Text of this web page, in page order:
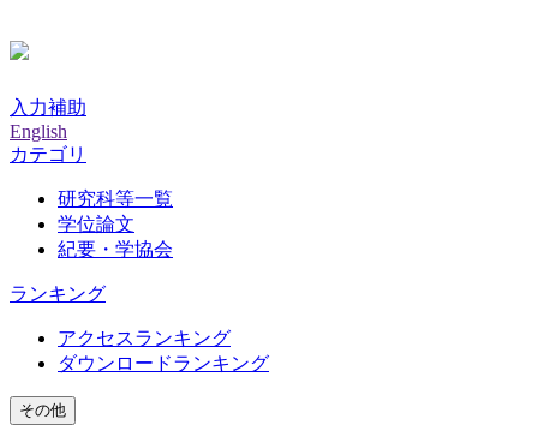
入力補助
English
カテゴリ
研究科等一覧
学位論文
紀要・学協会
ランキング
アクセスランキング
ダウンロードランキング
その他